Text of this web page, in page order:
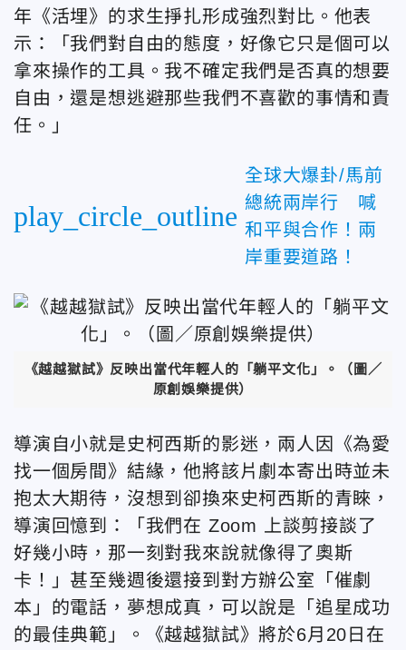
年《活埋》的求生掙扎形成強烈對比。他表
示：「我們對自由的態度，好像它只是個可以
拿來操作的工具。我不確定我們是否真的想要
自由，還是想逃避那些我們不喜歡的事情和責
任。」
play_circle_outline
全球大爆卦/馬前
總統兩岸行 喊
和平與合作！兩
岸重要道路！
《越越獄試》反映出當代年輕人的「躺平文化」。（圖／
原創娛樂提供）
導演自小就是史柯西斯的影迷，兩人因《為愛
找一個房間》結緣，他將該片劇本寄出時並未
抱太大期待，沒想到卻換來史柯西斯的青睞，
導演回憶到：「我們在 Zoom 上談剪接談了
好幾小時，那一刻對我來說就像得了奧斯
卡！」甚至幾週後還接到對方辦公室「催劇
本」的電話，夢想成真，可以說是「追星成功
的最佳典範」。《越越獄試》將於6月20日在